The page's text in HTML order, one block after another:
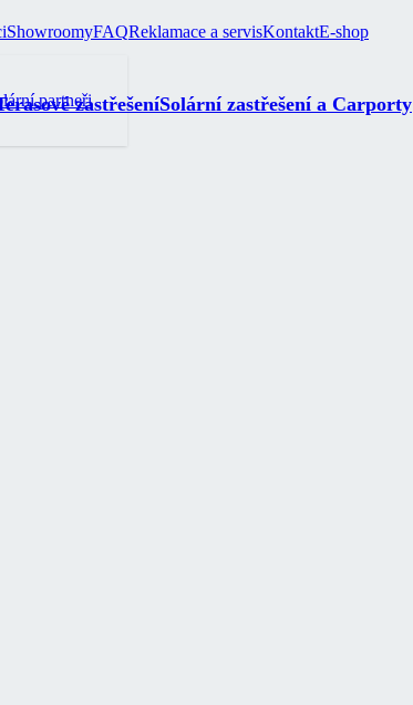
partneři
ShowroomyFAQReklamace a servisKontaktE-shop
zastřešeníSolární zastřešení a Carporty